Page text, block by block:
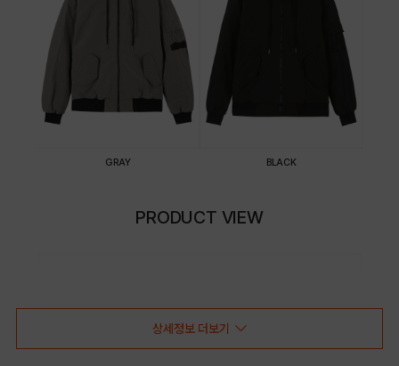
GRAY BLACK
PRODUCT VIEW
상세정보 더보기